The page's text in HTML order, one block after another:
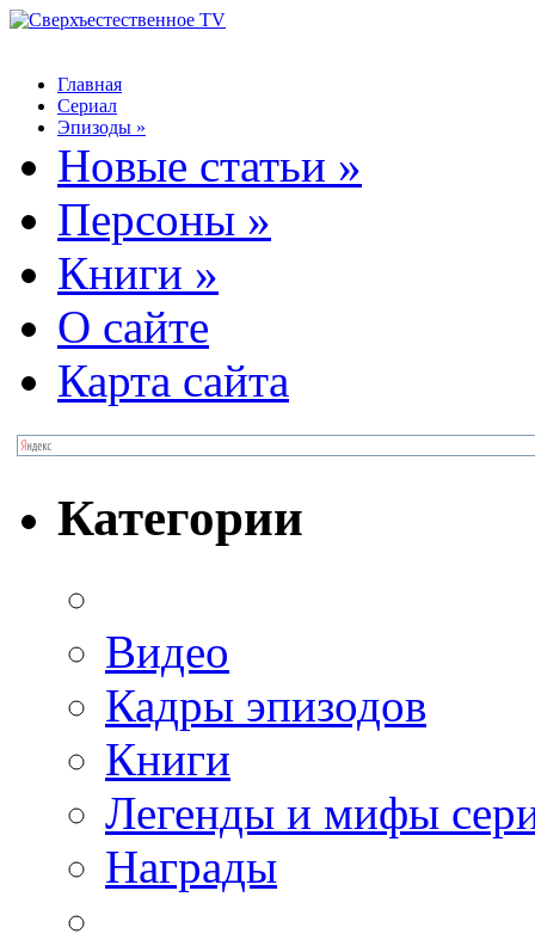
Главная
Сериал
Эпизоды »
Новые статьи »
Персоны »
Книги »
О сайте
Карта сайта
Категории
Видео
Кадры эпизодов
Книги
Легенды и мифы
Награды